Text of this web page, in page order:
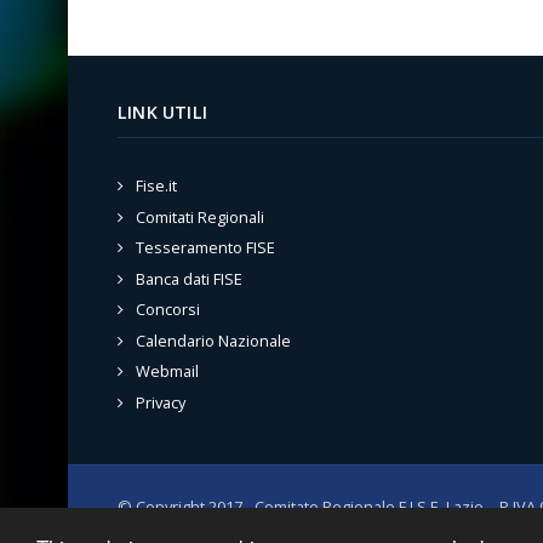
LINK UTILI
Fise.it
Comitati Regionali
Tesseramento FISE
Banca dati FISE
Concorsi
Calendario Nazionale
Webmail
Privacy
© Copyright 2017 - Comitato Regionale F.I.S.E. Lazio. - P.IVA